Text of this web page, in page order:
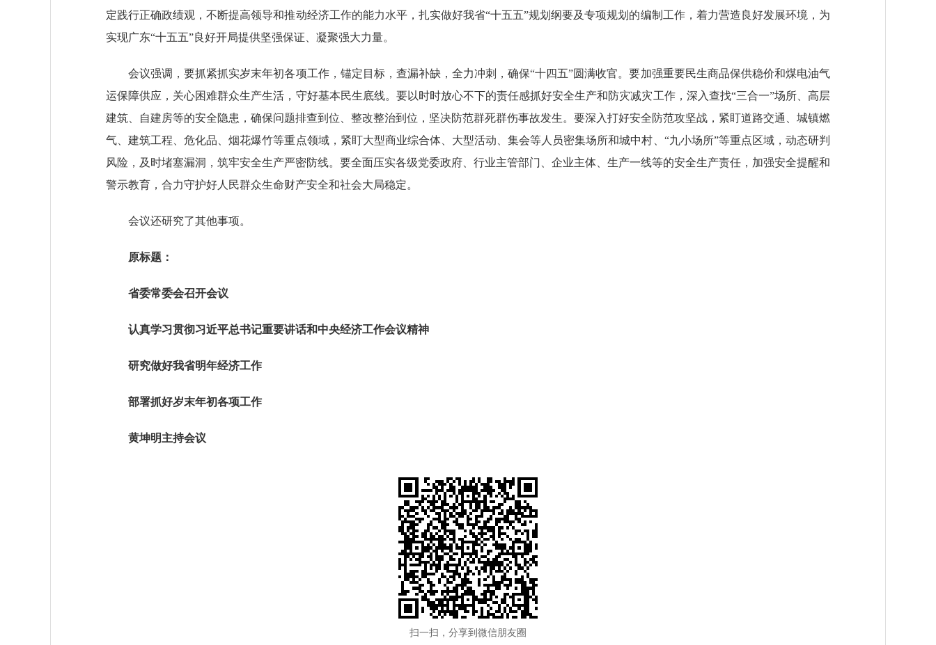
定践行正确政绩观，不断提高领导和推动经济工作的能力水平，扎实做好我省“十五五”规划纲要及专项规划的编制工作，着力营造良好发展环境，为
实现广东“十五五”良好开局提供坚强保证、凝聚强大力量。
会议强调，要抓紧抓实岁末年初各项工作，锚定目标，查漏补缺，全力冲刺，确保“十四五”圆满收官。要加强重要民生商品保供稳价和煤电油气
运保障供应，关心困难群众生产生活，守好基本民生底线。要以时时放心不下的责任感抓好安全生产和防灾减灾工作，深入查找“三合一”场所、高层
建筑、自建房等的安全隐患，确保问题排查到位、整改整治到位，坚决防范群死群伤事故发生。要深入打好安全防范攻坚战，紧盯道路交通、城镇燃
气、建筑工程、危化品、烟花爆竹等重点领域，紧盯大型商业综合体、大型活动、集会等人员密集场所和城中村、“九小场所”等重点区域，动态研判
风险，及时堵塞漏洞，筑牢安全生产严密防线。要全面压实各级党委政府、行业主管部门、企业主体、生产一线等的安全生产责任，加强安全提醒和
警示教育，合力守护好人民群众生命财产安全和社会大局稳定。
会议还研究了其他事项。
原标题：
省委常委会召开会议
认真学习贯彻习近平总书记重要讲话和中央经济工作会议精神
研究做好我省明年经济工作
部署抓好岁末年初各项工作
黄坤明主持会议
扫一扫，分享到微信朋友圈